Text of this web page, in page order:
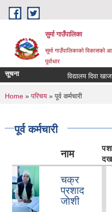
Skip to main content
सुर्मा गाउँपालिका
सुर्मा गाउँपालिकाकाे विकासकाे
पूर्वाधार
सूचना विद्यालय दिवा
You are here
Home » परिचय » पूर्व कर्मचारी
पूर्व कर्मचारी
नाम
प
द
चक्र
प्रशाद
जाेशी